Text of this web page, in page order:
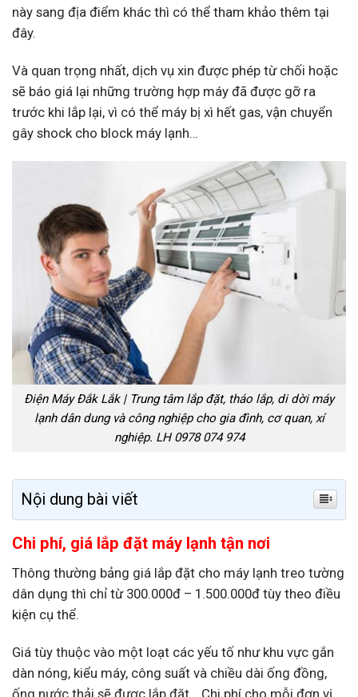
này sang địa điểm khác thì có thể tham khảo thêm tại
đây.
Và quan trọng nhất, dịch vụ xin được phép từ chối hoặc
sẽ báo giá lại những trường hợp máy đã được gỡ ra
trước khi lắp lại, vì có thể máy bị xì hết gas, vận chuyển
gây shock cho block máy lạnh…
Điện Máy Đắk Lắk | Trung tâm lắp đặt, tháo lắp, di dời máy
lạnh dân dung và công nghiệp cho gia đình, cơ quan, xí
nghiệp. LH 0978 074 974
Nội dung bài viết
Chi phí, giá lắp đặt máy lạnh tận nơi
Thông thường bảng giá lắp đặt cho máy lạnh treo tường
dân dụng thì chỉ từ 300.000đ – 1.500.000đ tùy theo điều
kiện cụ thể.
Giá tùy thuộc vào một loạt các yếu tố như khu vực gắn
dàn nóng, kiểu máy, công suất và chiều dài ống đồng,